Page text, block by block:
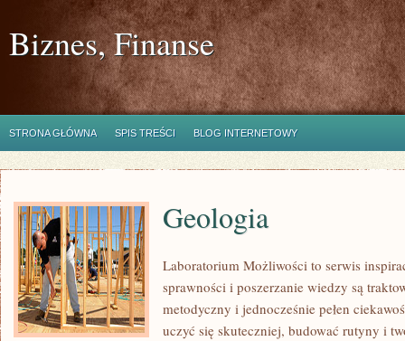
Biznes, Finanse
STRONA GŁÓWNA SPIS TREŚCI BLOG INTERNETOWY
Geologia
Laboratorium Możliwości to serwis
sprawności i poszerzanie wiedzy są
metodyczny i jednocześnie pełen
uczyć się skuteczniej, budować rutyny i